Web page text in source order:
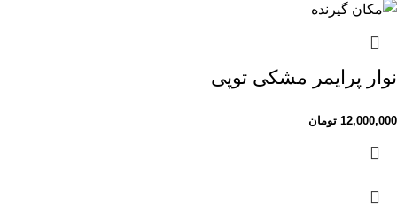
نوار پرایمر مشکی توپی
12,000,000 تومان